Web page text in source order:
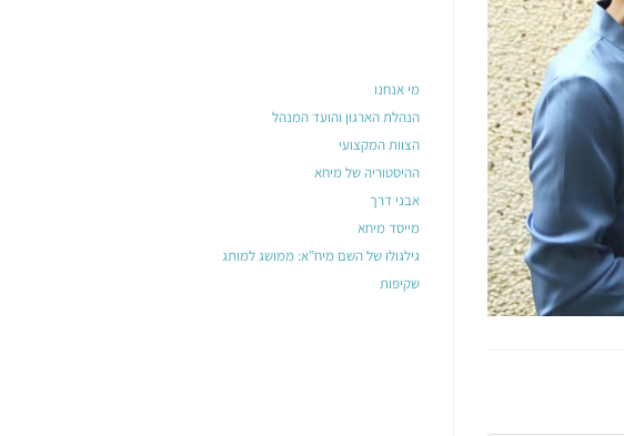
מי אנחנו
הנהלת הארגון והועד המנהל
הצוות המקצועי
ההיסטוריה של מיחא
אבני דרך
מייסד מיחא
גילגולו של השם מיח”א: ממושג למותג
שקיפות